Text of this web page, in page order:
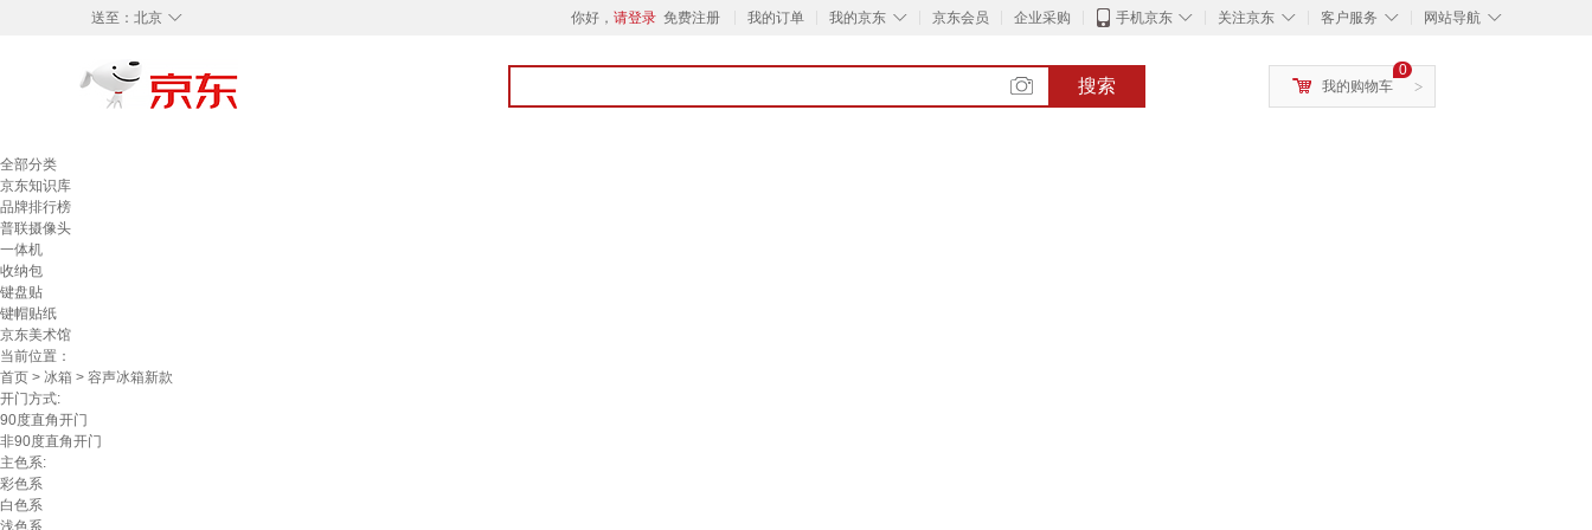
◇
送至： 北京 你好， 请登录 免费注册 我的订单 ◇
我的京东 京东会员 企业采购 ◇
手机京东 ◇
关注京东 ◇
客户服务 ◇
网站导航
搜索 >
0
我的购物车
全部分类
京东知识库
品牌排行榜
普联摄像头
一体机
收纳包
键盘贴
键帽贴纸
京东美术馆
当前位置：
首页 > 冰箱 > 容声冰箱新款
开门方式:
90度直角开门
非90度直角开门
主色系:
彩色系
白色系
浅色系